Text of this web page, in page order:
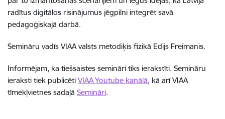
radītus digitālos risinājumus jēgpilni integrēt savā
pedagoģiskajā darbā.
Semināru vadīs VIAA valsts metodiķis fizikā Edijs Freimanis.
Informējam, ka tiešsaistes semināri tiks ierakstīti. Semināru
ieraksti tiek publicēti VIAA Youtube kanālā, kā arī VIAA
tīmekļvietnes sadaļā Semināri.